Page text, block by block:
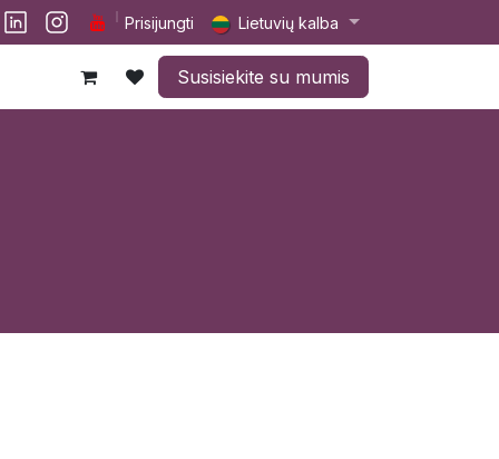
Darbai Susisiekite su mumis
Prisijungti Lietuvių kalba
Susisiekite su mumis